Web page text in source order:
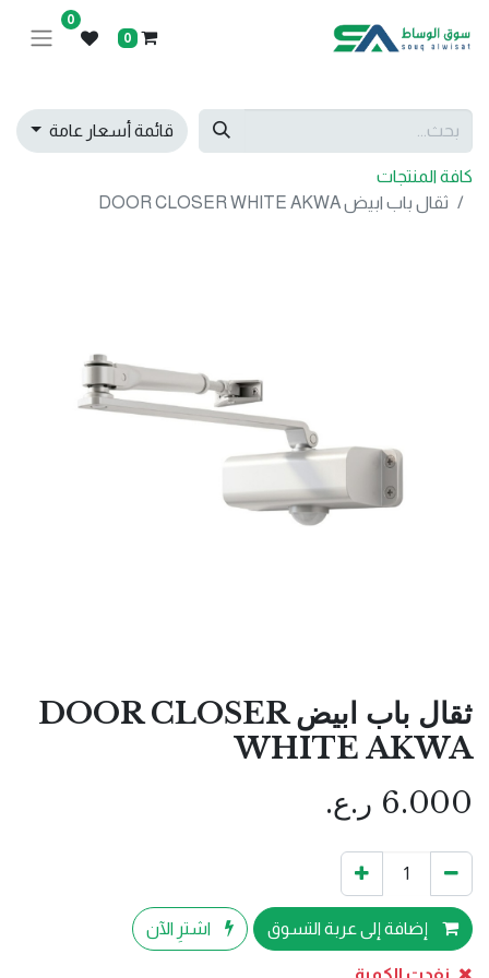
0
0
قائمة أسعار عامة
كافة المنتجات
ثقال باب ابيض DOOR CLOSER WHITE AKWA
ثقال باب ابيض DOOR CLOSER
WHITE AKWA
6.000 ر.ع.
إضافة إلى عربة التسوق اشترِ الآن